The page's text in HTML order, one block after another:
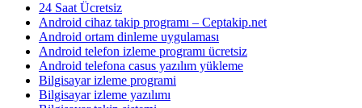
24 Saat Ücretsiz
Android cihaz takip programı – Ceptakip.net
Android ortam dinleme uygulaması
Android telefon izleme programı ücretsiz
Android telefona casus yazılım yükleme
Bilgisayar izleme programi
Bilgisayar izleme yazılımı